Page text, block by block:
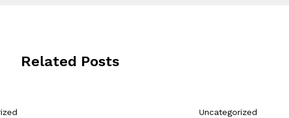
Related Posts
Uncategorized